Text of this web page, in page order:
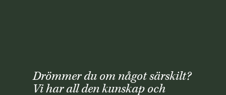
Drömmer du om något särskilt?
Vi har all den kunskap och